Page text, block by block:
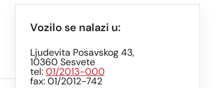
Vozilo se nalazi u:
Ljudevita Posavskog 43,
10360 Sesvete
tel:01/2013-000
fax: 01/2012-742